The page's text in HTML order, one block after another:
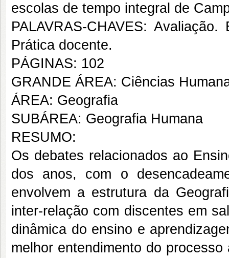
escolas de tempo integral de
PALAVRAS-CHAVES:
Prática docente.
PÁGINAS: 102
GRANDE ÁREA: Ciências
ÁREA: Geografia
SUBÁREA: Geografia Humana
RESUMO:
Os debates relacionados ao
dos anos, com o
envolvem a estrutura da
inter-relação com discentes em
dinâmica do ensino e
melhor entendimento do